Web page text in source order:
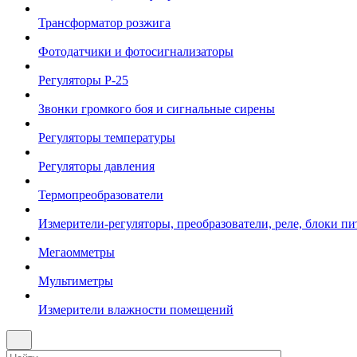
Трансформатор розжига
Фотодатчики и фотосигнализаторы
Регуляторы Р-25
Звонки громкого боя и сигнальные сирены
Регуляторы температуры
Регуляторы давления
Термопреобразователи
Измерители-регуляторы, преобразователи, реле, блоки
Мегаомметры
Мультиметры
Измерители влажности помещений